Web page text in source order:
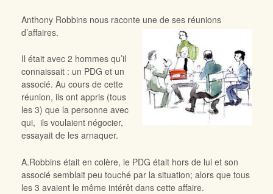
Anthony Robbins nous raconte une de ses réunions
d’affaires.
Il était avec 2 hommes qu’il
connaissait : un PDG et un
associé. Au cours de cette
réunion, ils ont appris (tous
les 3) que la personne avec
qui, ils voulaient négocier,
essayait de les arnaquer.
A.Robbins était en colère, le PDG était hors de lui et son
associé semblait peu touché par la situation; alors que tous
les 3 avaient le même intérêt dans cette affaire.